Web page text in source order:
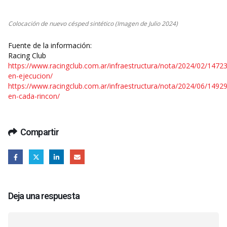
Colocación de nuevo césped sintético (Imagen de Julio 2024)
Fuente de la información:
Racing Club
https://www.racingclub.com.ar/infraestructura/nota/2024/02/
en-ejecucion/
https://www.racingclub.com.ar/infraestructura/nota/2024/06/
en-cada-rincon/
Compartir
Deja una respuesta